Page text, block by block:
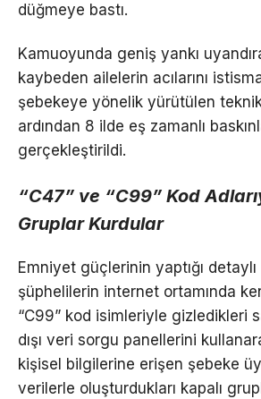
düğmeye bastı.
Kamuoyunda geniş yankı
kaybeden ailelerin acılarını
şebekeye yönelik yürütülen
ardından 8 ilde eş zamanlı
gerçekleştirildi.
“C47” ve “C99” Kod
Gruplar Kurdular
Emniyet güçlerinin yaptığı
şüphelilerin internet ortamında
“C99” kod isimleriyle gizledikleri
dışı veri sorgu panellerini
kişisel bilgilerine erişen şebeke
verilerle oluşturdukları kapalı